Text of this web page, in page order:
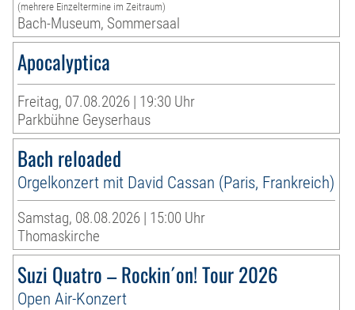
(mehrere Einzeltermine im Zeitraum)
Bach-Museum, Sommersaal
Apocalyptica
Freitag, 07.08.2026 | 19:30 Uhr
Parkbühne Geyserhaus
Bach reloaded
Orgelkonzert mit David Cassan (Paris, Frankreich)
Samstag, 08.08.2026 | 15:00 Uhr
Thomaskirche
Suzi Quatro – Rockin´on! Tour 2026
Open Air-Konzert